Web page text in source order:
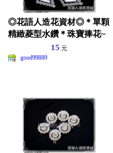
◎花語人造花資材◎＊單顆
精緻菱型水鑽＊珠寶捧花~
涼鞋~髮飾裝飾~皮包
15 元
good99889